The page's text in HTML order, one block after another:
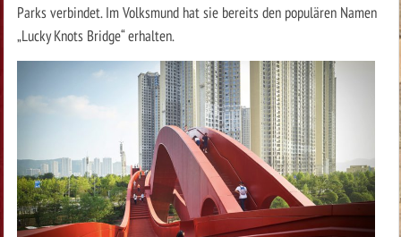
Parks verbindet. Im Volksmund hat sie bereits den populären Namen
„Lucky Knots Bridge“ erhalten.